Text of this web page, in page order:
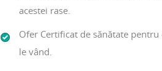
acestei rase.
Ofer Certificat de sănătate pentru
le vând.